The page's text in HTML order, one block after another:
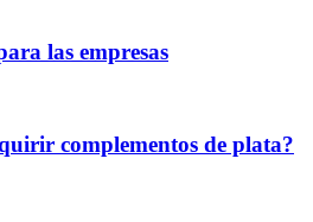
las empresas
complementos de plata?